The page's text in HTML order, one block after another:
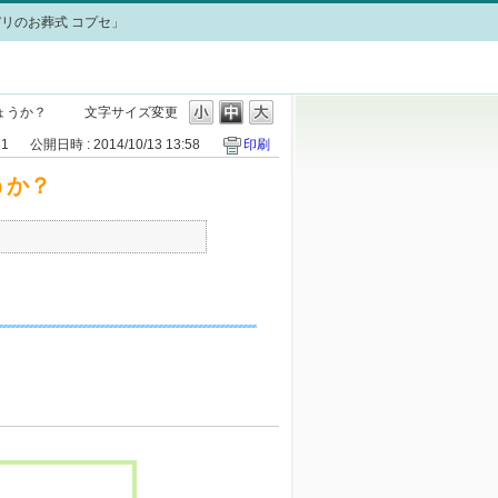
のお葬式 コプセ」
文字サイズ変更
うか？
公開日時 : 2014/10/13 13:58 印刷
？